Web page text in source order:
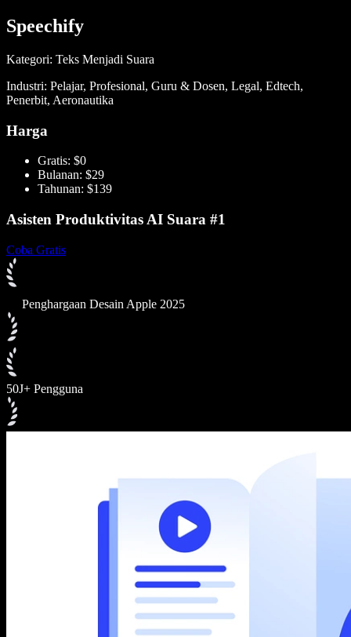
Speechify
Kategori: Teks Menjadi Suara
Industri: Pelajar, Profesional, Guru & Dosen, Legal, Edtech,
Penerbit, Aeronautika
Harga
Gratis: $0
Bulanan: $29
Tahunan: $139
Asisten Produktivitas AI Suara #1
Coba Gratis
Penghargaan Desain Apple 2025
50J+ Pengguna